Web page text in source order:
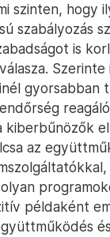
szinten, hogy
szabályozás
is
gyorsabban
kiberbűnözők
az
példaként
és